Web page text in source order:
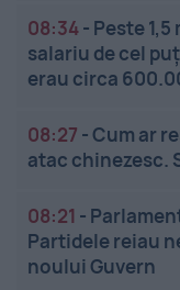
08:34- Peste
salariu de cel
erau circa
08:27 -Cum ar
atac chinezesc.
08:21 -
Partidele reiau
noului Guvern